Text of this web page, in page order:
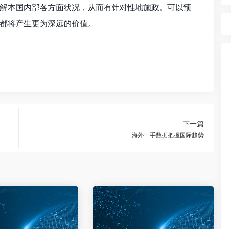
本国内部各方面状况，从而有针对性地施政。可以预
将产生更为深远的价值。
下一篇
海外一手数据把握国际趋势